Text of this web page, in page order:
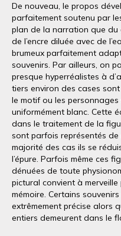
De nouveau, le propos
parfaitement soutenu par
plan de la narration que du
de l’encre diluée avec de
brumeux parfaitement
souvenirs. Par ailleurs, on
presque hyperréalistes à
tiers environ des cases
le motif ou les
uniformément blanc. Cette
dans le traitement de la
sont parfois représentés
majorité des cas ils se
l’épure. Parfois même ces
dénuées de toute
pictural convient à
mémoire. Certains
extrêmement précise alors
entiers demeurent dans le